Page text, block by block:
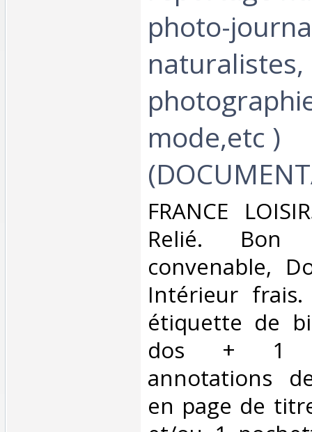
photo-
naturalistes,
mode,etc )
‎FRANCE
Relié. Bon
convenable,
Intérieur
étiquette de
dos + 1
annotations
en page de